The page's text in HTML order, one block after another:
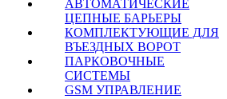
АВТОМАТИЧЕСКИЕ
ЦЕПНЫЕ БАРЬЕРЫ
КОМПЛЕКТУЮЩИЕ ДЛЯ
ВЪЕЗДНЫХ ВОРОТ
ПАРКОВОЧНЫЕ
СИСТЕМЫ
GSM УПРАВЛЕНИЕ